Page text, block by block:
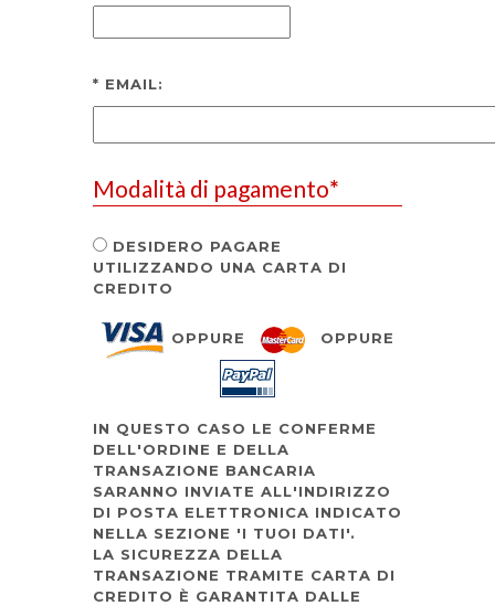
* EMAIL:
Modalità di pagamento*
DESIDERO PAGARE
UTILIZZANDO UNA CARTA DI
CREDITO
OPPURE
IN QUESTO CASO LE CONFERME
DELL'ORDINE E DELLA
TRANSAZIONE BANCARIA
SARANNO INVIATE ALL'INDIRIZZO
DI POSTA ELETTRONICA INDICATO
NELLA SEZIONE 'I TUOI DATI'.
LA SICUREZZA DELLA
TRANSAZIONE TRAMITE CARTA DI
CREDITO È GARANTITA DALLE